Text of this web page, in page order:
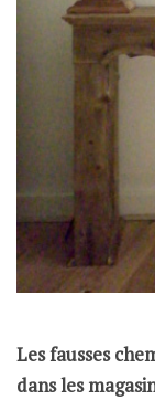
Les fausses
dans les